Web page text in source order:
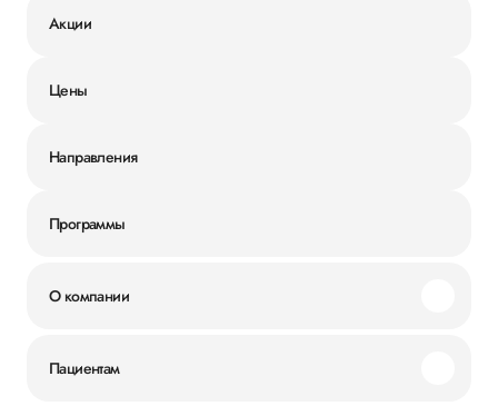
Акции
Цены
Направления
Программы
О компании
Пациентам